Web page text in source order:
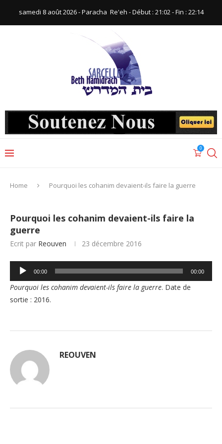
samedi 8 août 2026 - Paracha ‪ Re'eh‬ - Début : 21:02‬ - Fin : ‪22:14‬
0
Home Pourquoi les cohanim devaient-ils faire la guerre
Pourquoi les cohanim devaient-ils faire la
guerre
Ecrit par Reouven 23 décembre 2016
Lecteur
audio
00:00 00:00
Pourquoi les cohanim devaient-ils faire la guerre. Date de
sortie : 2016.
REOUVEN